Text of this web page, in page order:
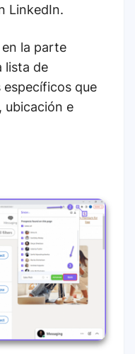
LinkedIn.
en la parte
lista de
que
ubicación e